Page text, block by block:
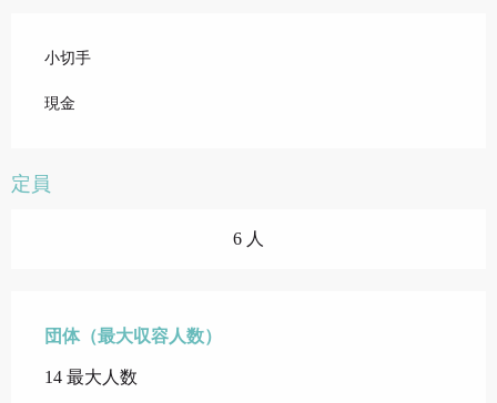
小切手
現金
定員
6 人
団体（最大収容人数）
団体（最大収容人数）
14 最大人数